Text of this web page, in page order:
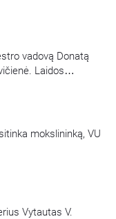
tarybų Lietuvoje"
vadovą Donatą
Laidos
muziką, draugystę,
mokslininką, VU
Vytautas V.